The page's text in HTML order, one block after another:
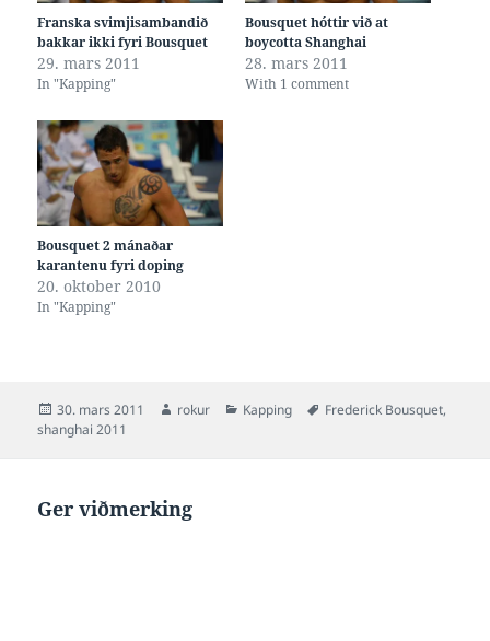
Franska svimjisambandið
bakkar ikki fyri Bousquet
29. mars 2011
In "Kapping"
Bousquet hóttir við at
boycotta Shanghai
28. mars 2011
With 1 comment
Bousquet 2 mánaðar
karantenu fyri doping
20. oktober 2010
In "Kapping"
Posted
on
30. mars 2011 Author
rokur Categories
Kapping Tags
Frederick Bousquet,
shanghai 2011
Ger viðmerking